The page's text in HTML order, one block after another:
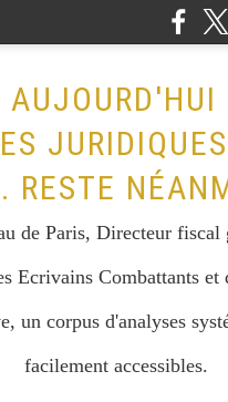
RESTE
de Paris, Directeur
Ecrivains Combattants
un corpus d'analyses
facilement accessibles.